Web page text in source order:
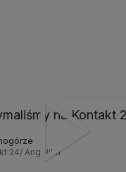
na Kontakt
24/ Angelika